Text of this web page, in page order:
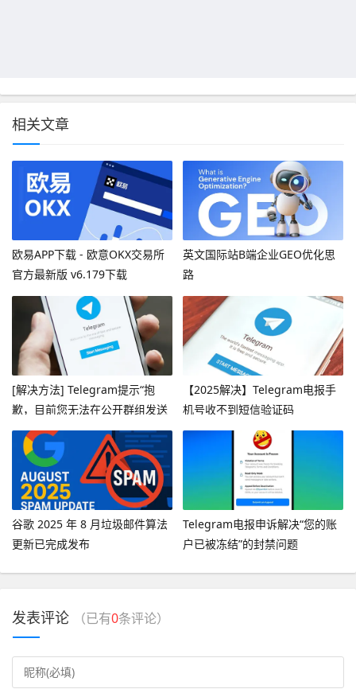
相关文章
欧易APP下载 - 欧意OKX交易所
官方最新版 v6.179下载
英文国际站B端企业GEO优化思
路
[解决方法] Telegram提示“抱
歉，目前您无法在公开群组发送
消息”
【2025解决】Telegram电报手
机号收不到短信验证码
谷歌 2025 年 8 月垃圾邮件算法
更新已完成发布
Telegram电报申诉解决“您的账
户已被冻结”的封禁问题
发表评论 （已有0条评论）